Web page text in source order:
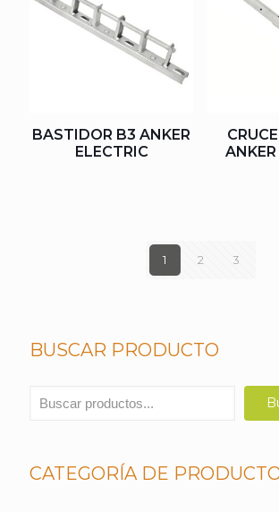
BASTIDOR B3 ANKER
ELECTRIC
1 2 3
BUSCAR PRODUCTO
Buscar
CATEGORÍA DE